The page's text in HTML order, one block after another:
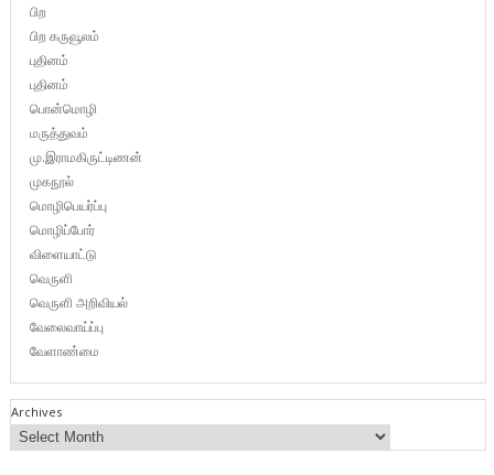
பிற
பிற கருவூலம்
புதினம்
புதினம்
பொன்மொழி
மருத்துவம்
மு.இராமகிருட்டிணன்
முகநூல்
மொழிபெயர்ப்பு
மொழிப்போர்
விளையாட்டு
வெருளி
வெருளி அறிவியல்
வேலைவாய்ப்பு
வேளாண்மை
Archives